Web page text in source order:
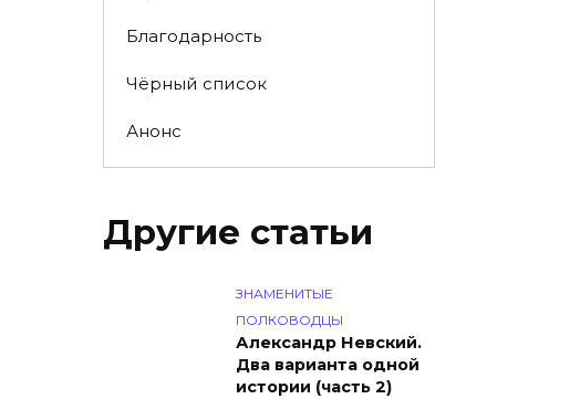
Благодарность
Чёрный список
Анонс
Другие статьи
ЗНАМЕНИТЫЕ
ПОЛКОВОДЦЫ
Александр Невский.
Два варианта одной
истории (часть 2)